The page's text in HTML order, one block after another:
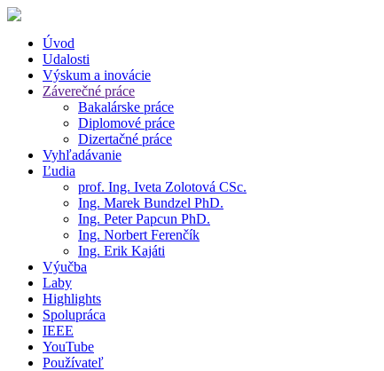
Úvod
Udalosti
Výskum a inovácie
Záverečné práce
Bakalárske práce
Diplomové práce
Dizertačné práce
Vyhľadávanie
Ľudia
prof. Ing. Iveta Zolotová CSc.
Ing. Marek Bundzel PhD.
Ing. Peter Papcun PhD.
Ing. Norbert Ferenčík
Ing. Erik Kajáti
Výučba
Laby
Highlights
Spolupráca
IEEE
YouTube
Používateľ